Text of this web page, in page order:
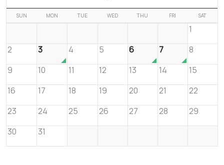
SUN MON TUE WED THU FRI SAT
1
2
3 4 5 6 7
8
9
10 11 12 13 14
15
16
17 18 19 20 21
22
23
24 25 26 27 28
29
30
31